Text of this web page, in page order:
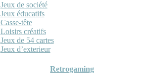
Jeux de société
Jeux éducatifs
Casse-tête
Loisirs créatifs
Jeux de 54 cartes
Jeux d’exterieur
Retrogaming